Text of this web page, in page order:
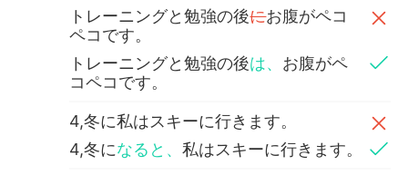
トレーニングと勉強の後にお腹がペコ
ペコです。
トレーニングと勉強の後は、 お腹がペ
コペコです。
4,冬に私はスキーに行きます。
4,冬になると、私はスキーに行きます。